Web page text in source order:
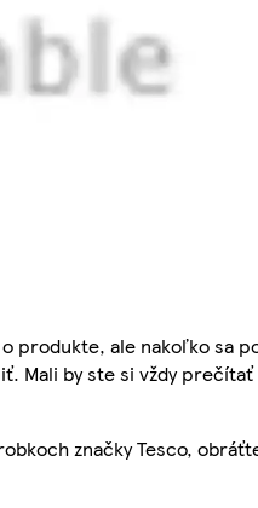
produkte, ale nakoľko sa
Mali by ste si vždy
značky Tesco,